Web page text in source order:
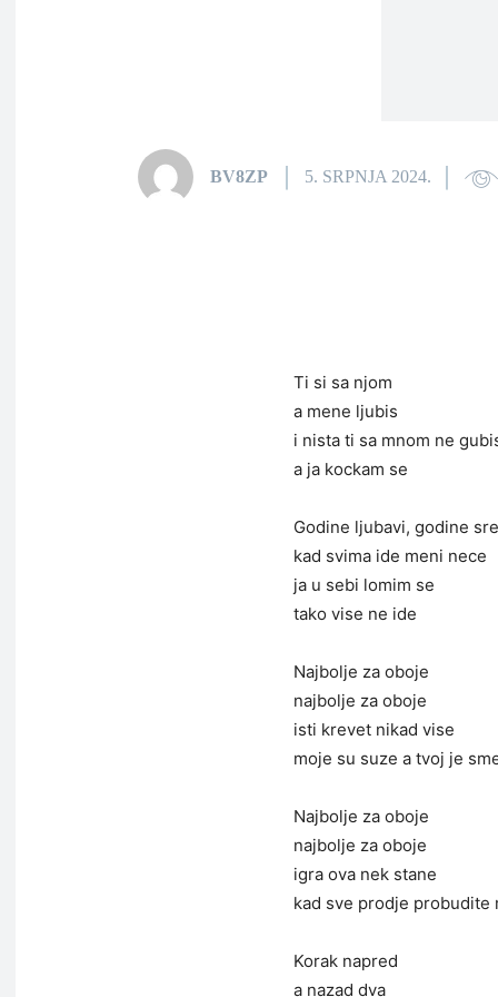
BV8ZP 5. SRPNJA 2024.
Ti si sa njom
a mene ljubis
i nista ti sa mnom ne
a ja kockam se
Godine ljubavi, godine
kad svima ide meni nece
ja u sebi lomim se
tako vise ne ide
Najbolje za oboje
najbolje za oboje
isti krevet nikad vise
moje su suze a tvoj je
Najbolje za oboje
najbolje za oboje
igra ova nek stane
kad sve prodje probudite
Korak napred
a nazad dva